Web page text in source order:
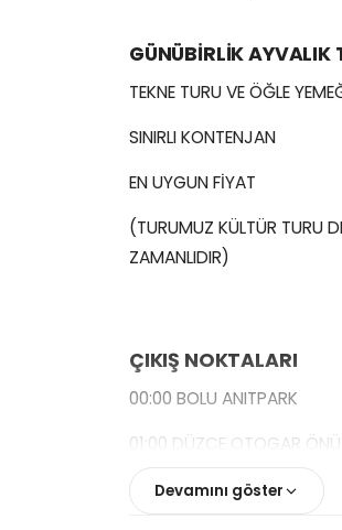
GÜNÜBİRLİK AYVALIK
TEKNE TURU VE ÖĞLE
SINIRLI KONTENJAN
EN UYGUN FİYAT
(TURUMUZ KÜLTÜR TURU
ZAMANLIDIR)
ÇIKIŞ NOKTALARI
00:00 BOLU ANITPARK
01:00 DÜZCE OTOGAR ÖNÜ
Devamını göster